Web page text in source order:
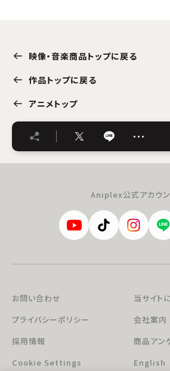
映像・音楽商品トップに戻る
作品トップに戻る
アニメトップ
…
Aniplex公式アカウン
お問い合わせ
当サイト
プライバシーポリシー
会社案内
採用情報
商品アン
Cookie Settings
English